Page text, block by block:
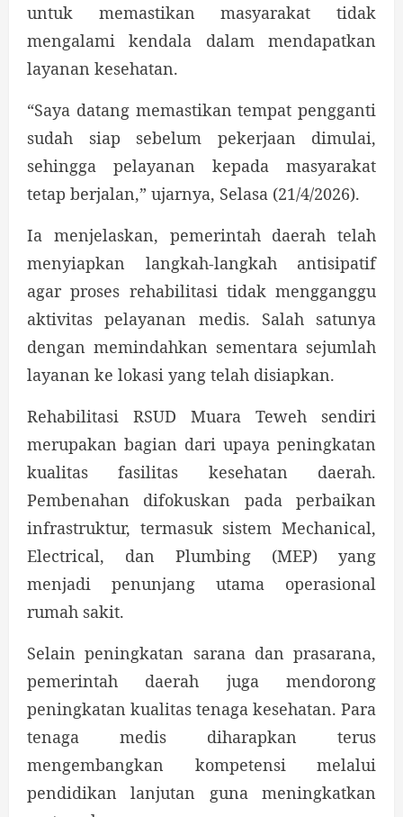
untuk memastikan masyarakat tidak
mengalami kendala dalam mendapatkan
layanan kesehatan.
“Saya datang memastikan tempat pengganti
sudah siap sebelum pekerjaan dimulai,
sehingga pelayanan kepada masyarakat
tetap berjalan,” ujarnya, Selasa (21/4/2026).
Ia menjelaskan, pemerintah daerah telah
menyiapkan langkah-langkah antisipatif
agar proses rehabilitasi tidak mengganggu
aktivitas pelayanan medis. Salah satunya
dengan memindahkan sementara sejumlah
layanan ke lokasi yang telah disiapkan.
Rehabilitasi RSUD Muara Teweh sendiri
merupakan bagian dari upaya peningkatan
kualitas fasilitas kesehatan daerah.
Pembenahan difokuskan pada perbaikan
infrastruktur, termasuk sistem Mechanical,
Electrical, dan Plumbing (MEP) yang
menjadi penunjang utama operasional
rumah sakit.
Selain peningkatan sarana dan prasarana,
pemerintah daerah juga mendorong
peningkatan kualitas tenaga kesehatan. Para
tenaga medis diharapkan terus
mengembangkan kompetensi melalui
pendidikan lanjutan guna meningkatkan